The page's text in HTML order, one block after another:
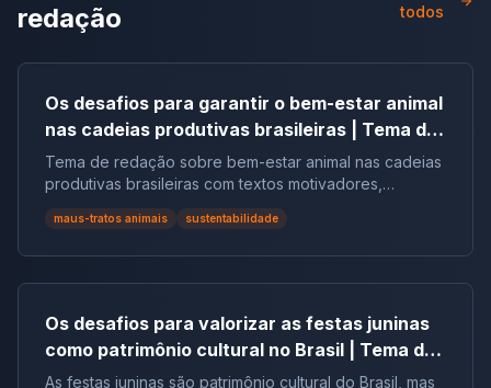
redação
todos
Os desafios para garantir o bem-estar animal
nas cadeias produtivas brasileiras | Tema de
redação
Tema de redação sobre bem-estar animal nas cadeias
produtivas brasileiras com textos motivadores,
repertórios, argumentos e modelos.
maus-tratos animais sustentabilidade
Os desafios para valorizar as festas juninas
como patrimônio cultural no Brasil | Tema de
redação
As festas juninas são patrimônio cultural do Brasil, mas